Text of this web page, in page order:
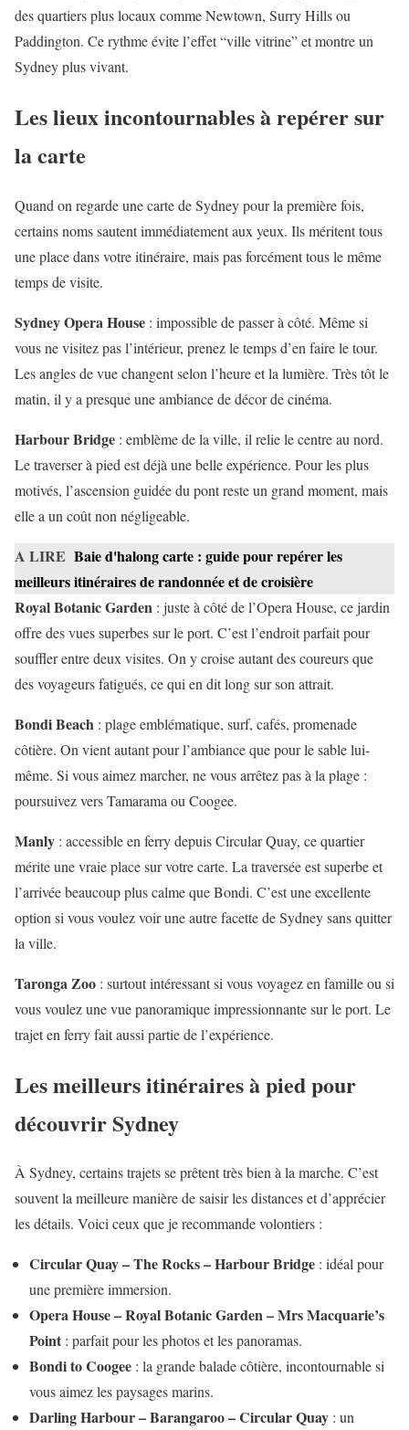
des quartiers plus locaux comme Newtown, Surry Hills ou
Paddington. Ce rythme évite l’effet “ville vitrine” et montre un
Sydney plus vivant.
Les lieux incontournables à repérer sur
la carte
Quand on regarde une carte de Sydney pour la première fois,
certains noms sautent immédiatement aux yeux. Ils méritent tous
une place dans votre itinéraire, mais pas forcément tous le même
temps de visite.
Sydney Opera House : impossible de passer à côté. Même si
vous ne visitez pas l’intérieur, prenez le temps d’en faire le tour.
Les angles de vue changent selon l’heure et la lumière. Très tôt le
matin, il y a presque une ambiance de décor de cinéma.
Harbour Bridge : emblème de la ville, il relie le centre au nord.
Le traverser à pied est déjà une belle expérience. Pour les plus
motivés, l’ascension guidée du pont reste un grand moment, mais
elle a un coût non négligeable.
A LIRE Baie d'halong carte : guide pour repérer les
meilleurs itinéraires de randonnée et de croisière
Royal Botanic Garden : juste à côté de l’Opera House, ce jardin
offre des vues superbes sur le port. C’est l’endroit parfait pour
souffler entre deux visites. On y croise autant des coureurs que
des voyageurs fatigués, ce qui en dit long sur son attrait.
Bondi Beach : plage emblématique, surf, cafés, promenade
côtière. On vient autant pour l’ambiance que pour le sable lui-
même. Si vous aimez marcher, ne vous arrêtez pas à la plage :
poursuivez vers Tamarama ou Coogee.
Manly : accessible en ferry depuis Circular Quay, ce quartier
mérite une vraie place sur votre carte. La traversée est superbe et
l’arrivée beaucoup plus calme que Bondi. C’est une excellente
option si vous voulez voir une autre facette de Sydney sans quitter
la ville.
Taronga Zoo : surtout intéressant si vous voyagez en famille ou si
vous voulez une vue panoramique impressionnante sur le port. Le
trajet en ferry fait aussi partie de l’expérience.
Les meilleurs itinéraires à pied pour
découvrir Sydney
À Sydney, certains trajets se prêtent très bien à la marche. C’est
souvent la meilleure manière de saisir les distances et d’apprécier
les détails. Voici ceux que je recommande volontiers :
Circular Quay – The Rocks – Harbour Bridge : idéal pour
une première immersion.
Opera House – Royal Botanic Garden – Mrs Macquarie’s
Point : parfait pour les photos et les panoramas.
Bondi to Coogee : la grande balade côtière, incontournable si
vous aimez les paysages marins.
Darling Harbour – Barangaroo – Circular Quay : un